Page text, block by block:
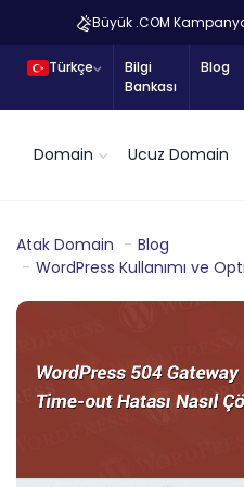
Büyük .COM
Türkçe
Bilgi
Bankası
Blog
Domain Ucuz Domain
Atak Domain
Blog
WordPress Kullanımı ve